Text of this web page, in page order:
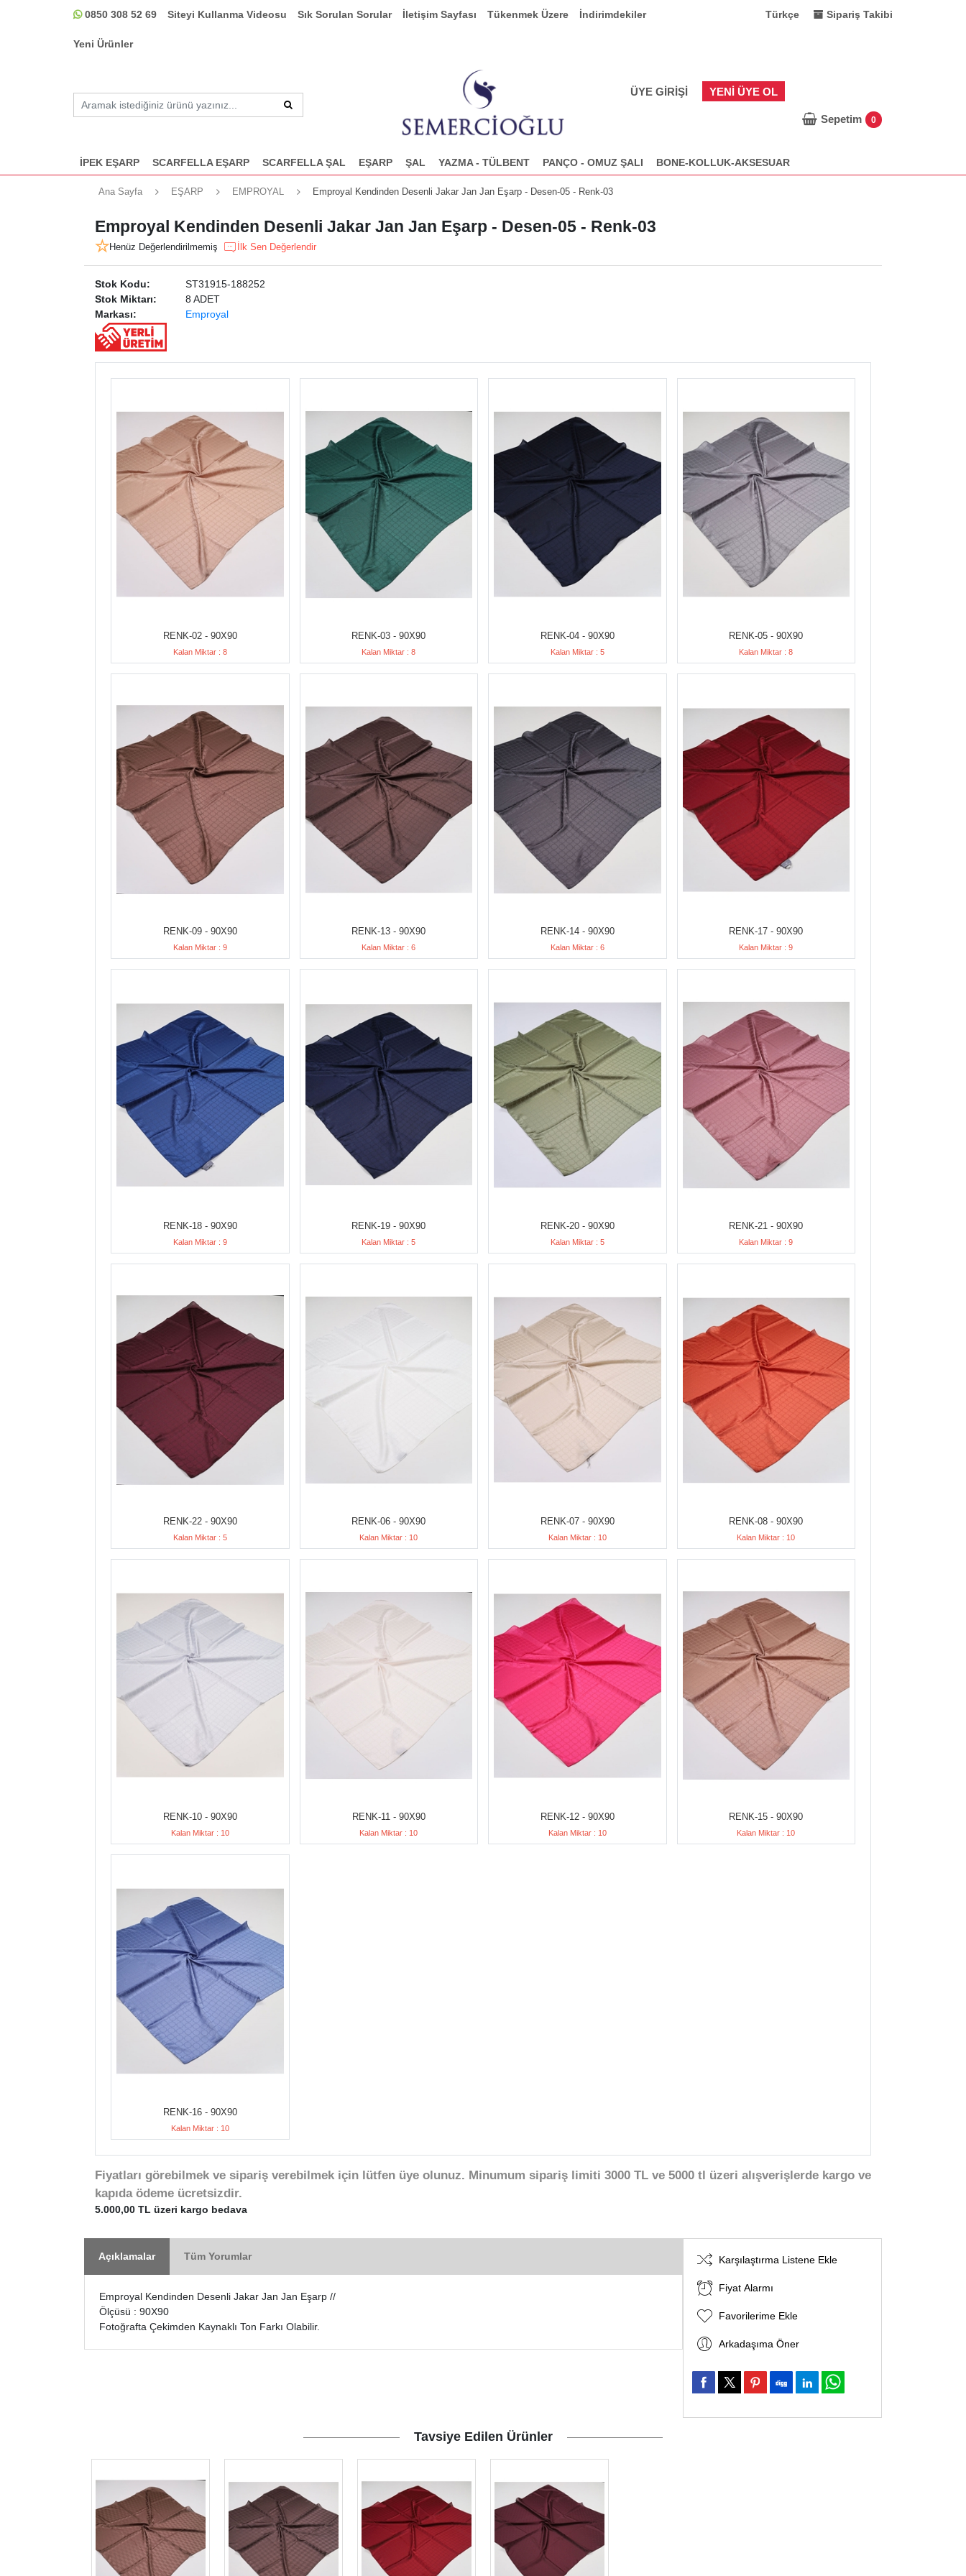
0850 308 52 69 Siteyi Kullanma Videosu Sık Sorulan Sorular İletişim Sayfası Tükenmek Üzere İndirimdekiler
Yeni Ürünler
Sipariş Takibi
Türkçe
ÜYE GIRIŞI YENI ÜYE OL
Sepetim 0
İPEK EŞARP SCARFELLA EŞARP SCARFELLA ŞAL EŞARP ŞAL YAZMA - TÜLBENT PANÇO - OMUZ ŞALI BONE-KOLLUK-AKSESUAR
Ana Sayfa EŞARP EMPROYAL Emproyal Kendinden Desenli Jakar Jan Jan Eşarp - Desen-05 - Renk-03
Emproyal Kendinden Desenli Jakar Jan Jan Eşarp - Desen-05 - Renk-03
Henüz Değerlendirilmemiş İlk Sen Değerlendir
Stok Kodu:
ST31915-188252
Stok Miktarı:
8 ADET
Markası:
Emproyal
RENK-02 - 90X90
Kalan Miktar : 8
RENK-03 - 90X90
Kalan Miktar : 8
RENK-04 - 90X90
Kalan Miktar : 5
RENK-05 - 90X90
Kalan Miktar : 8
RENK-09 - 90X90
Kalan Miktar : 9
RENK-13 - 90X90
Kalan Miktar : 6
RENK-14 - 90X90
Kalan Miktar : 6
RENK-17 - 90X90
Kalan Miktar : 9
RENK-18 - 90X90
Kalan Miktar : 9
RENK-19 - 90X90
Kalan Miktar : 5
RENK-20 - 90X90
Kalan Miktar : 5
RENK-21 - 90X90
Kalan Miktar : 9
RENK-22 - 90X90
Kalan Miktar : 5
RENK-06 - 90X90
Kalan Miktar : 10
RENK-07 - 90X90
Kalan Miktar : 10
RENK-08 - 90X90
Kalan Miktar : 10
RENK-10 - 90X90
Kalan Miktar : 10
RENK-11 - 90X90
Kalan Miktar : 10
RENK-12 - 90X90
Kalan Miktar : 10
RENK-15 - 90X90
Kalan Miktar : 10
RENK-16 - 90X90
Kalan Miktar : 10
Fiyatları görebilmek ve sipariş verebilmek için lütfen üye olunuz. Minumum sipariş limiti 3000 TL ve 5000 tl üzeri alışverişlerde kargo ve
kapıda ödeme ücretsizdir.
5.000,00 TL üzeri kargo bedava
Açıklamalar Tüm Yorumlar
Emproyal Kendinden Desenli Jakar Jan Jan Eşarp //
Ölçüsü : 90X90
Fotoğrafta Çekimden Kaynaklı Ton Farkı Olabilir.
Karşılaştırma Listene Ekle
Fiyat Alarmı
Favorilerime Ekle
Arkadaşıma Öner
Tavsiye Edilen Ürünler